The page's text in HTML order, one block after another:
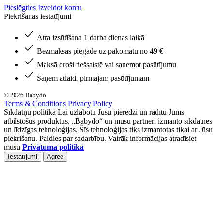
Pieslēgties Izveidot kontu
Piekrišanas iestatījumi
Ātra izsūtīšana 1 darba dienas laikā
Bezmaksas piegāde uz pakomātu no 49 €
Maksā droši tiešsaistē vai saņemot pasūtījumu
Saņem atlaidi pirmajam pasūtījumam
© 2026 Babydo
Terms & Conditions Privacy Policy
Sīkdatņu politika Lai uzlabotu Jūsu pieredzi un rādītu Jums
atbilstošus produktus, „Babydo“ un mūsu partneri izmanto sīkdatnes
un līdzīgas tehnoloģijas. Šīs tehnoloģijas tiks izmantotas tikai ar Jūsu
piekrišanu. Paldies par sadarbību. Vairāk informācijas atradīsiet
mūsu Privātuma politikā
Iestatījumi Agree